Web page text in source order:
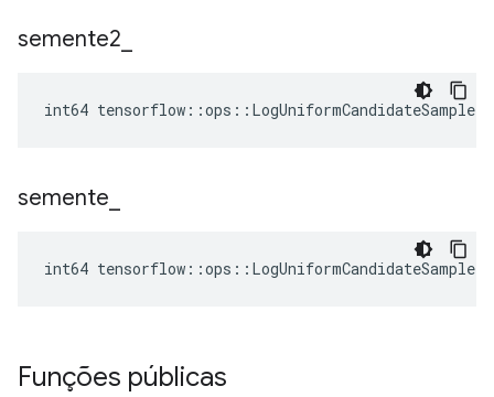
semente2
int64
semente
int64
Funções públicas